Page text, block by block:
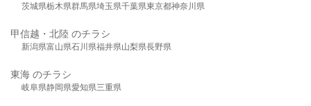
茨城県栃木県群馬県埼玉県千葉県東京都神奈川県
甲信越・北陸 のチラシ
新潟県富山県石川県福井県山梨県長野県
東海 のチラシ
岐阜県静岡県愛知県三重県